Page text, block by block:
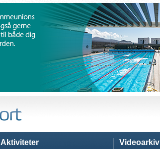
Aktiviteter Videoarkiv